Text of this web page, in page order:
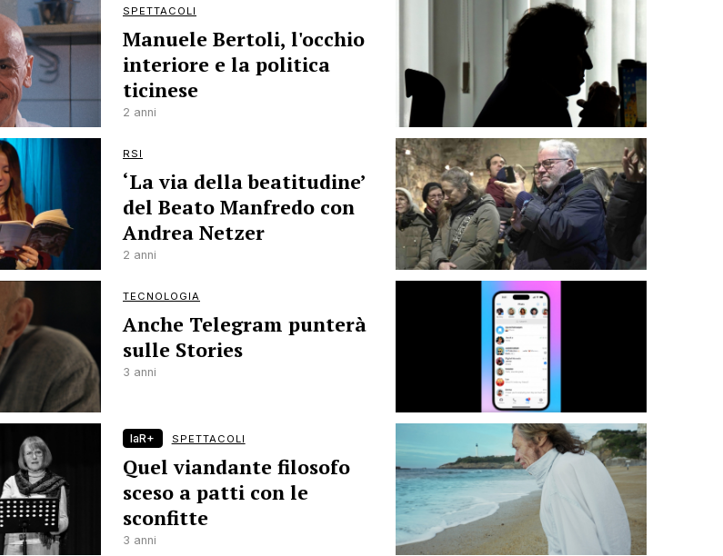
SPETTACOLI
Manuele Bertoli, l'occhio
interiore e la politica
ticinese
2 anni
RSI
‘La via della beatitudine’
del Beato Manfredo con
Andrea Netzer
2 anni
TECNOLOGIA
Anche Telegram punterà
sulle Stories
3 anni
laR+ SPETTACOLI
Quel viandante filosofo
sceso a patti con le
sconfitte
3 anni